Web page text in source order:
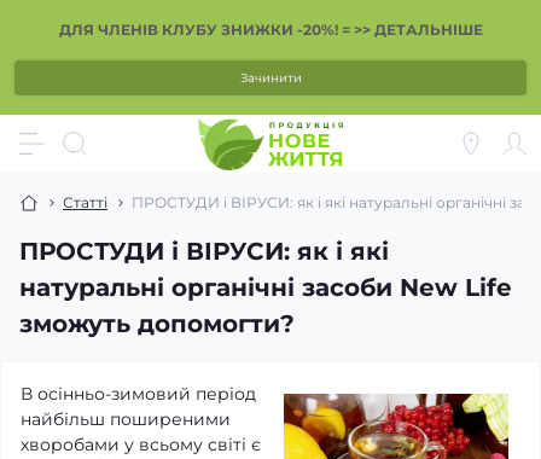
ДЛЯ ЧЛЕНІВ КЛУБУ ЗНИЖКИ -20%! = >> ДЕТАЛЬНІШЕ
Зачинити
Статті ПРОСТУДИ і ВІРУСИ: як і які натуральні органічні
ПРОСТУДИ і ВІРУСИ: як і які
натуральні органічні засоби New Life
зможуть допомогти?
В осінньо-зимовий період
найбільш поширеними
хворобами у всьому світі є